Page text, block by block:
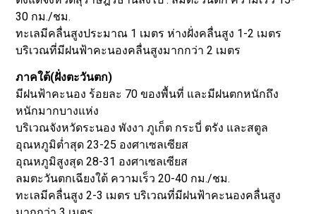
30 กม./ชม.
ทะเลมีคลื่นสูงประมาณ 1 เมตร ห่างฝั่งคลื่นสูง 1-2 เมตร
บริเวณที่มีฝนฟ้าคะนองคลื่นสูงมากกว่า 2 เมตร
ภาคใต้(ฝั่งตะวันตก)
มีฝนฟ้าคะนอง ร้อยละ 70 ของพื้นที่ และมีฝนตกหนักถึง
หนักมากบางแห่ง
บริเวณจังหวัดระนอง พังงา ภูเก็ต กระบี่ ตรัง และสตูล
อุณหภูมิต่ำสุด 23-25 องศาเซลเซียส
อุณหภูมิสูงสุด 28-31 องศาเซลเซียส
ลมตะวันตกเฉียงใต้ ความเร็ว 20-40 กม./ชม.
ทะเลมีคลื่นสูง 2-3 เมตร บริเวณที่มีฝนฟ้าคะนองคลื่นสูง